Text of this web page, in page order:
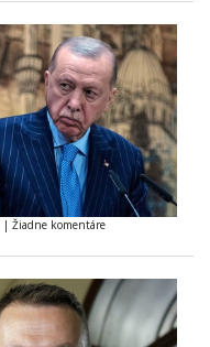
| Žiadne komentáre